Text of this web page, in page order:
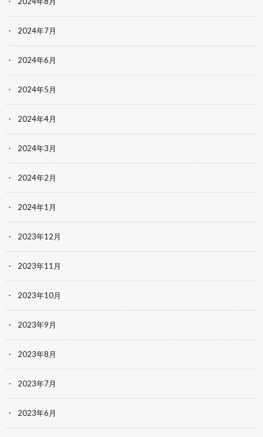
2024年7月
2024年6月
2024年5月
2024年4月
2024年3月
2024年2月
2024年1月
2023年12月
2023年11月
2023年10月
2023年9月
2023年8月
2023年7月
2023年6月